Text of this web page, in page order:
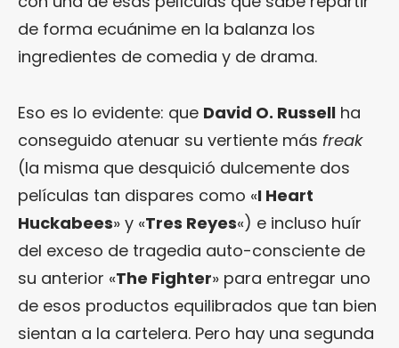
de forma ecuánime en la balanza los
ingredientes de comedia y de drama.
Eso es lo evidente: que David O. Russell ha
conseguido atenuar su vertiente más freak
(la misma que desquició dulcemente dos
películas tan dispares como «I Heart
Huckabees» y «Tres Reyes«) e incluso huír
del exceso de tragedia auto-consciente de
su anterior «The Fighter» para entregar uno
de esos productos equilibrados que tan bien
sientan a la cartelera. Pero hay una segunda